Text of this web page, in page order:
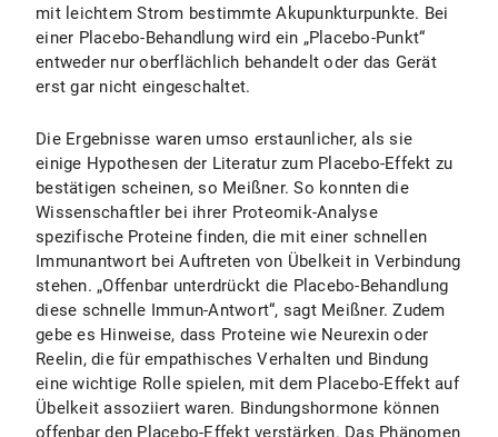
mit leichtem Strom bestimmte Akupunkturpunkte. Bei
einer Placebo-Behandlung wird ein „Placebo-Punkt“
entweder nur oberflächlich behandelt oder das Gerät
erst gar nicht eingeschaltet.
Die Ergebnisse waren umso erstaunlicher, als sie
einige Hypothesen der Literatur zum Placebo-Effekt zu
bestätigen scheinen, so Meißner. So konnten die
Wissenschaftler bei ihrer Proteomik-Analyse
spezifische Proteine finden, die mit einer schnellen
Immunantwort bei Auftreten von Übelkeit in Verbindung
stehen. „Offenbar unterdrückt die Placebo-Behandlung
diese schnelle Immun-Antwort“, sagt Meißner. Zudem
gebe es Hinweise, dass Proteine wie Neurexin oder
Reelin, die für empathisches Verhalten und Bindung
eine wichtige Rolle spielen, mit dem Placebo-Effekt auf
Übelkeit assoziiert waren. Bindungshormone können
offenbar den Placebo-Effekt verstärken. Das Phänomen